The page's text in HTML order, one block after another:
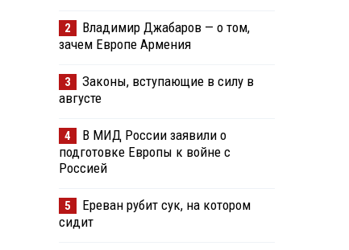
2
Владимир Джабаров — о том,
зачем Европе Армения
3
Законы, вступающие в силу в
августе
4
В МИД России заявили о
подготовке Европы к войне с
Россией
5
Ереван рубит сук, на котором
сидит